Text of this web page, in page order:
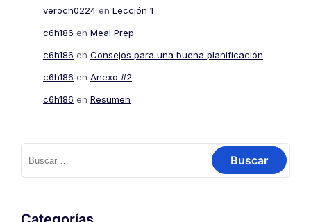
veroch0224 en Lección 1
c6h186 en Meal Prep
c6h186 en Consejos para una buena planificación
c6h186 en Anexo #2
c6h186 en Resumen
Buscar: